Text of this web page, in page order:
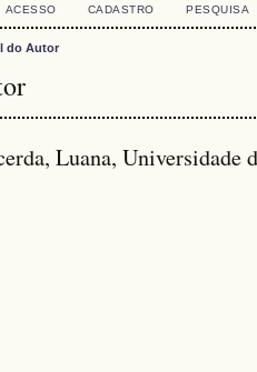
ACESSO CADASTRO PESQUISA
do Autor
Luana, Universidade